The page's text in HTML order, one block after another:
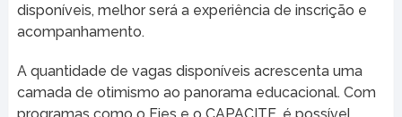
disponíveis, melhor será a experiência de inscrição e
acompanhamento.
A quantidade de vagas disponíveis acrescenta uma
camada de otimismo ao panorama educacional. Com
programas como o Fies e o CAPACITE, é possível